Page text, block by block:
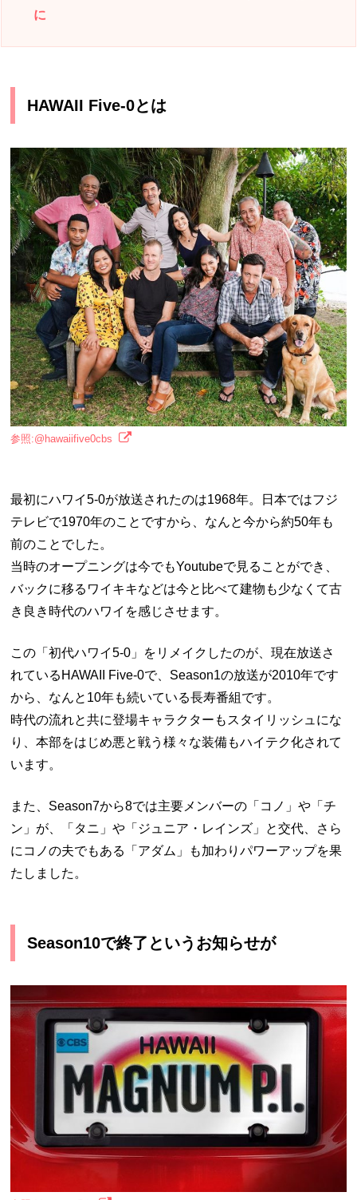
に
HAWAII Five-0とは
参照:@hawaiifive0cbs
最初にハワイ5-0が放送されたのは1968年。日本ではフジ
テレビで1970年のことですから、なんと今から約50年も
前のことでした。
当時のオープニングは今でもYoutubeで見ることができ、
バックに移るワイキキなどは今と比べて建物も少なくて古
き良き時代のハワイを感じさせます。
この「初代ハワイ5-0」をリメイクしたのが、現在放送さ
れているHAWAII Five-0で、Season1の放送が2010年です
から、なんと10年も続いている長寿番組です。
時代の流れと共に登場キャラクターもスタイリッシュにな
り、本部をはじめ悪と戦う様々な装備もハイテク化されて
います。
また、Season7から8では主要メンバーの「コノ」や「チ
ン」が、「タニ」や「ジュニア・レインズ」と交代、さら
にコノの夫でもある「アダム」も加わりパワーアップを果
たしました。
Season10で終了というお知らせが